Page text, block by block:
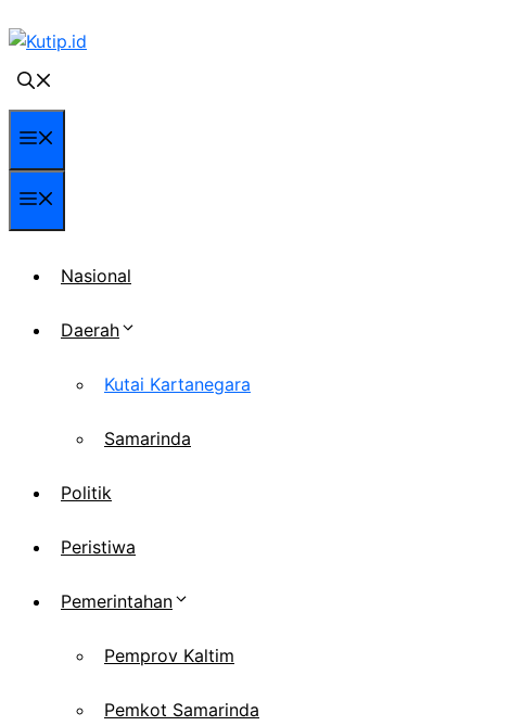
ke
isi
Nasional
Daerah
Kutai Kartanegara
Samarinda
Politik
Peristiwa
Pemerintahan
Pemprov Kaltim
Pemkot Samarinda